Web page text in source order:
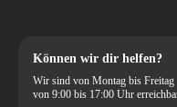
Können wir dir helfen?
Wir sind von Montag bis Freitag
von 9:00 bis 17:00 Uhr